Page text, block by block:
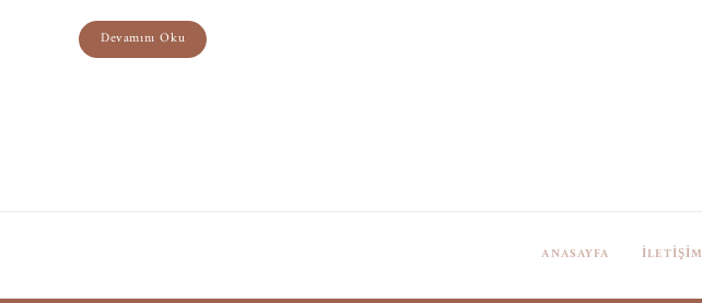
Devamını Oku
ANASAYFA İLETIŞIM